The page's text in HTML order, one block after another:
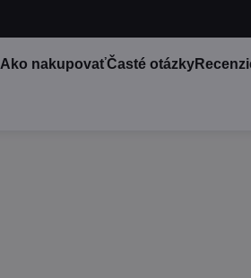
Ako nakupovaťČasté otázky